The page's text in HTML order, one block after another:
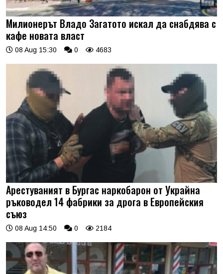
Милионерът Владо Загатото искал да снабдява с
кафе новата власт
08 Aug 15:30 0 4683
Арестуваният в Бургас наркобарон от Украйна
ръководел 14 фабрики за дрога в Европейския
съюз
08 Aug 14:50 0 2184